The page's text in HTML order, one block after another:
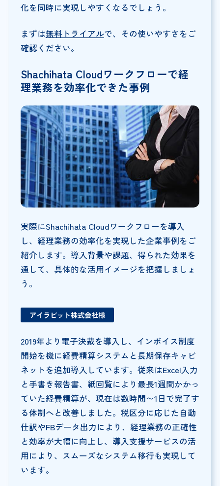
化を同時に実現しやすくなるでしょう。
まずは無料トライアルで、その使いやすさをご
確認ください。
Shachihata Cloudワークフローで経
理業務を効率化できた事例
実際にShachihata Cloudワークフローを導入
し、経理業務の効率化を実現した企業事例をご
紹介します。導入背景や課題、得られた効果を
通して、具体的な活用イメージを把握しましょ
う。
アイラビット株式会社様
2019年より電子決裁を導入し、インボイス制度
開始を機に経費精算システムと長期保存キャビ
ネットを追加導入しています。従来はExcel入力
と手書き報告書、紙回覧により最長1週間かかっ
ていた経費精算が、現在は数時間〜1日で完了す
る体制へと改善しました。税区分に応じた自動
仕訳やFBデータ出力により、経理業務の正確性
と効率が大幅に向上し、導入支援サービスの活
用により、スムーズなシステム移行も実現して
います。